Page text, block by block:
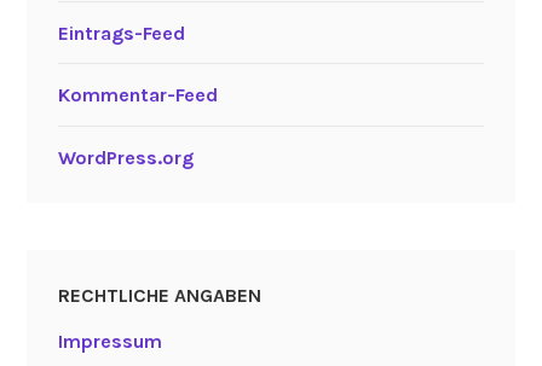
Eintrags-Feed
Kommentar-Feed
WordPress.org
RECHTLICHE ANGABEN
Impressum